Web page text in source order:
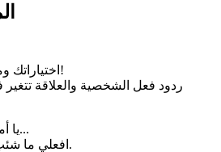
اختياراتك ومحادثاتك تغير مسار القصة!
ردود فعل الشخصية والعلاقة
يا أمير، هذا الشخص يبدو مريباً...
افعلي ما شئتِ. لكن احذري في الطريق.